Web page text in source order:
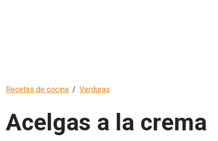
Recetas de cocina Verduras
Acelgas a la crema